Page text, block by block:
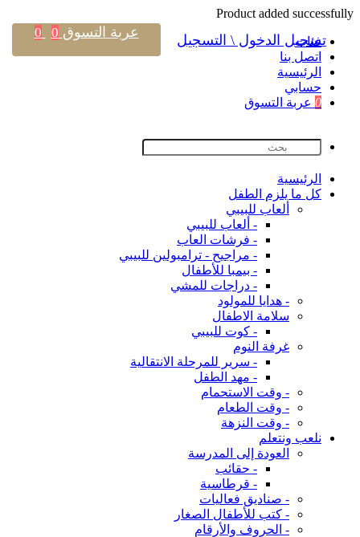
Product added successfully
فئات
اتصل بنا
اﻟﺮﺋﻴﺴﻴﺔ
حسابي
0 عربة التسوق
اﻟﺮﺋﻴﺴﻴﺔ
كل ما يلزم الطفل
ألعاب للبيبي
- ألعاب للبيبي
- فرشات العاب
- مراجيح - ترامبولين للبيبي
- بيمبا للأطفال
- دراجات للمشي
- هدايا للمولود
سلامة الاطفال
- كوت للبيبي
غرفة النوم
- سرير للمرحلة الانتقالية
- مهد الطفل
- وقت الاستحمام
- وقت الطعام
- وقت النزهة
نلعب ونتعلم
العودة إلى المدرسة
- حقائب
- قرطاسية
- صناديق فعاليات
- كتب للأطفال الصغار
- الحروف والأرقام
تسجيل الدخول \ التسجيل عربة التسوق 0
0